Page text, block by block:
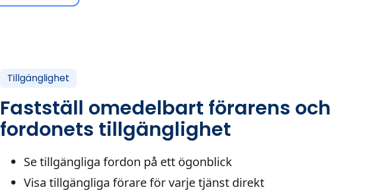
Tillgänglighet
Fastställ omedelbart förarens och
fordonets tillgänglighet
Se tillgängliga fordon på ett ögonblick
Visa tillgängliga förare för varje tjänst direkt